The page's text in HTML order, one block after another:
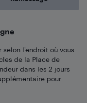
l'endroit où vous
de la Place de
dans les 2 jours
pour